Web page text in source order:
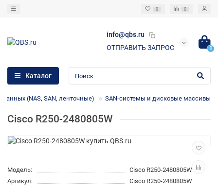
0 0
info@qbs.ru
ОТПРАВИТЬ ЗАПРОС
0
Каталог
(NAS, SAN, ленточные) SAN-системы и дисковые массивы
Cisco R250-2480805W
Модель:
Cisco R250-2480805W
Артикул:
Cisco R250-2480805W